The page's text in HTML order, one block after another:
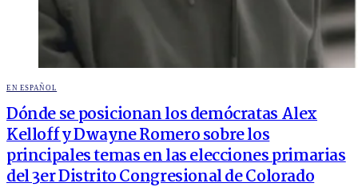
POSTED
EN ESPAÑOL
Dónde se posicionan los demócratas Alex
Kelloff y Dwayne Romero sobre los
principales temas en las elecciones primarias
del 3er Distrito Congresional de Colorado